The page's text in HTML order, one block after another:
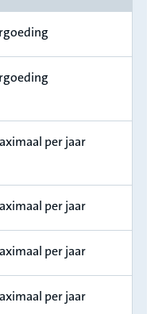
per jaar
per jaar
per jaar
per jaar